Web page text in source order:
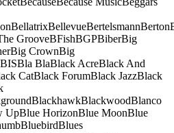
BellatrixBellevueBertelsmannBerton
GrooveBFishBGPBiberBig
Big CrownBig
BISBla BlaBlack AcreBlack And
CatBlack ForumBlack JazzBlack
BlackhawkBlackwoodBlanco
UpBlue HorizonBlue MoonBlue
BluebirdBlues